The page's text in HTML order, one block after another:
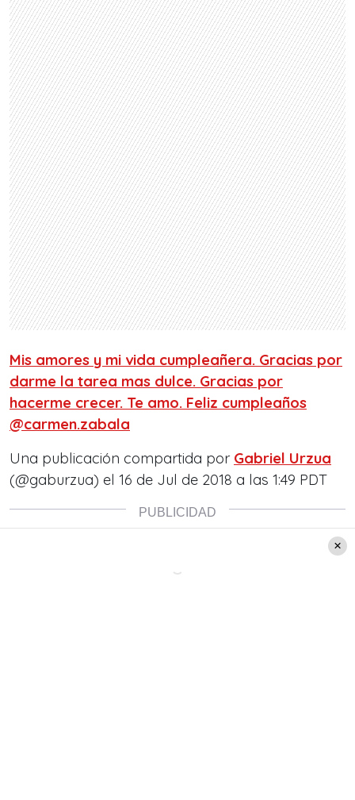
Mis amores y mi vida cumpleañera. Gracias por
darme la tarea mas dulce. Gracias por
hacerme crecer. Te amo. Feliz cumpleaños
@carmen.zabala
Una publicación compartida por Gabriel Urzua
(@gaburzua) el 16 de Jul de 2018 a las 1:49 PDT